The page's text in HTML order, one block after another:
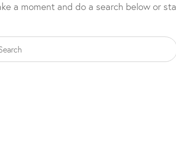
a moment and do a search below or